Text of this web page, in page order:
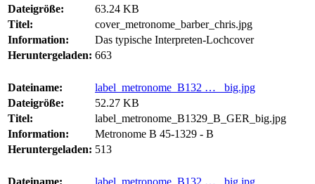
Dateigröße:
63.24 KB
Titel:
cover_metronome_barber_chris.jpg
Information:
Das typische Interpreten-Lochcover
Heruntergeladen: 663
Dateiname:
label_metronome_B132 … _big.jpg
Dateigröße:
52.27 KB
Titel:
label_metronome_B1329_B_GER_big.jpg
Information:
Metronome B 45-1329 - B
Heruntergeladen: 513
Dateiname:
label_metronome_B132 … _big.jpg